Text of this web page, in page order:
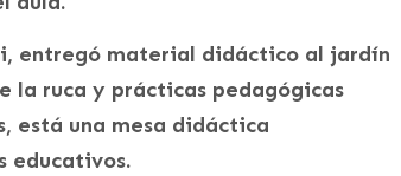
entregó material didáctico al jardín
ruca y prácticas pedagógicas
está una mesa didáctica
educativos.